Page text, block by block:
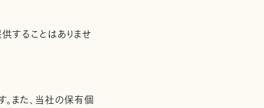
することはありませ
また、当社の保有個